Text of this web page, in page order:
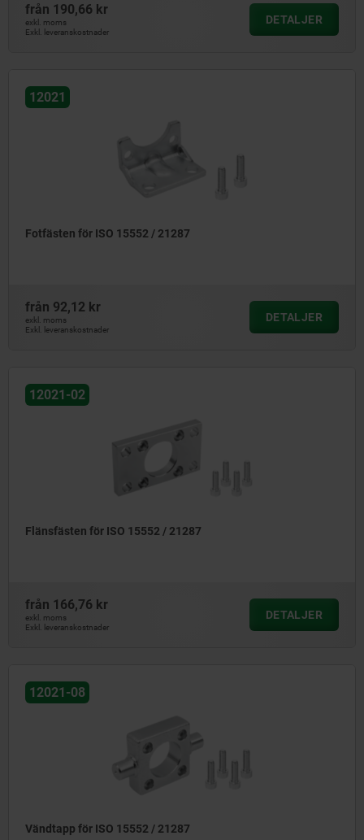
från 190,66 kr
exkl. moms
Exkl. leveranskostnader
DETALJER
12021
Fotfästen för ISO 15552 / 21287
från 92,12 kr
exkl. moms
Exkl. leveranskostnader
DETALJER
12021-02
Flänsfästen för ISO 15552 / 21287
från 166,76 kr
exkl. moms
Exkl. leveranskostnader
DETALJER
12021-08
Vändtapp för ISO 15552 / 21287